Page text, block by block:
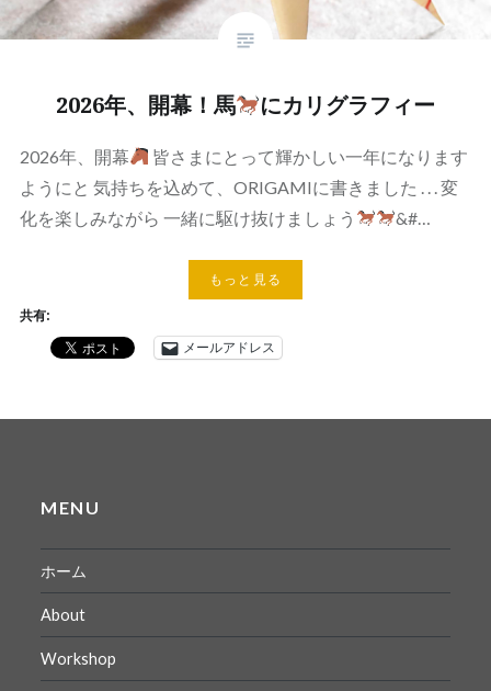
2026年、開幕！馬 にカリグラフィー
2026年、開幕
皆さまにとって輝かしい一年になります
ようにと 気持ちを込めて、ORIGAMIに書きました . . . 変
化を楽しみながら 一緒に駆け抜けましょう
&#…
もっと見る
共有:
メールアドレス
MENU
ホーム
About
Workshop